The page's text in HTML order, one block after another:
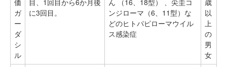
ガ
ー
ダ
シ
ル
に3回目。
ンジローマ（6、11型）な
どのヒトパピローマウイル
ス感染症
以
上
の
男
女